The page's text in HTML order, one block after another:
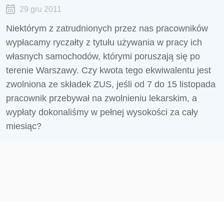
29 gru 2011
Niektórym z zatrudnionych przez nas pracowników
wypłacamy ryczałty z tytułu używania w pracy ich
własnych samochodów, którymi poruszają się po
terenie Warszawy. Czy kwota tego ekwiwalentu jest
zwolniona ze składek ZUS, jeśli od 7 do 15 listopada
pracownik przebywał na zwolnieniu lekarskim, a
wypłaty dokonaliśmy w pełnej wysokości za cały
miesiąc?